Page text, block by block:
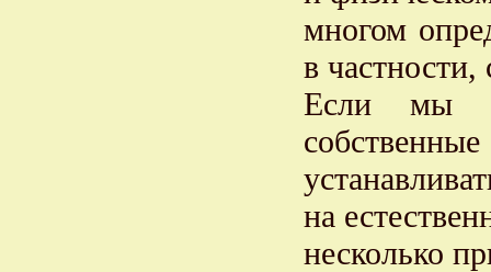
многом
в частности,
Если мы
на
несколько